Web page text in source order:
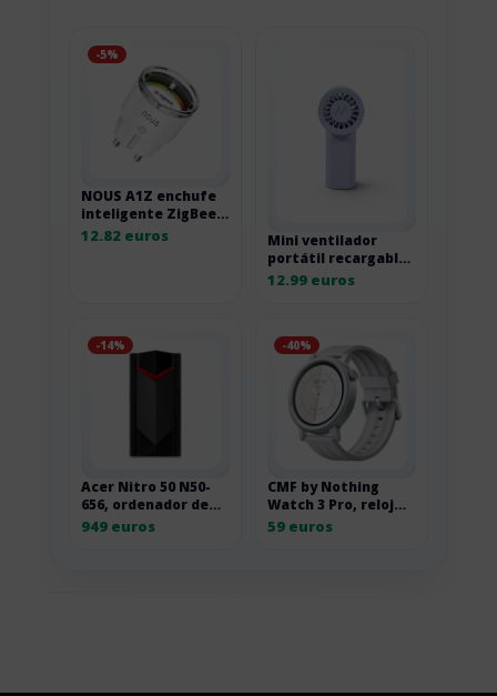
-5%
NOUS A1Z enchufe
inteligente ZigBee
con monitorización
12.82 euros
Mini ventilador
portátil recargable
Muitomas con 3
12.99 euros
-14%
Acer Nitro 50 N50-
656, ordenador de
sobremesa gaming
949 euros
-40%
CMF by Nothing
Watch 3 Pro, reloj
inteligente con
59 euros